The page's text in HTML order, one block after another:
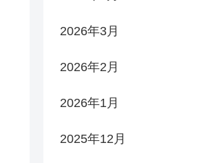
2026年3月
2026年2月
2026年1月
2025年12月